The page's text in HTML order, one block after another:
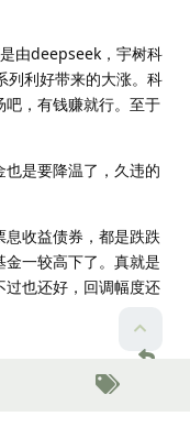
由deepseek，宇树科
列利好带来的大涨。科
，有钱赚就行。至于
是要降温了，久违的
收益债券，都是跌跌
一较高下了。真就是
过也还好，回调幅度还